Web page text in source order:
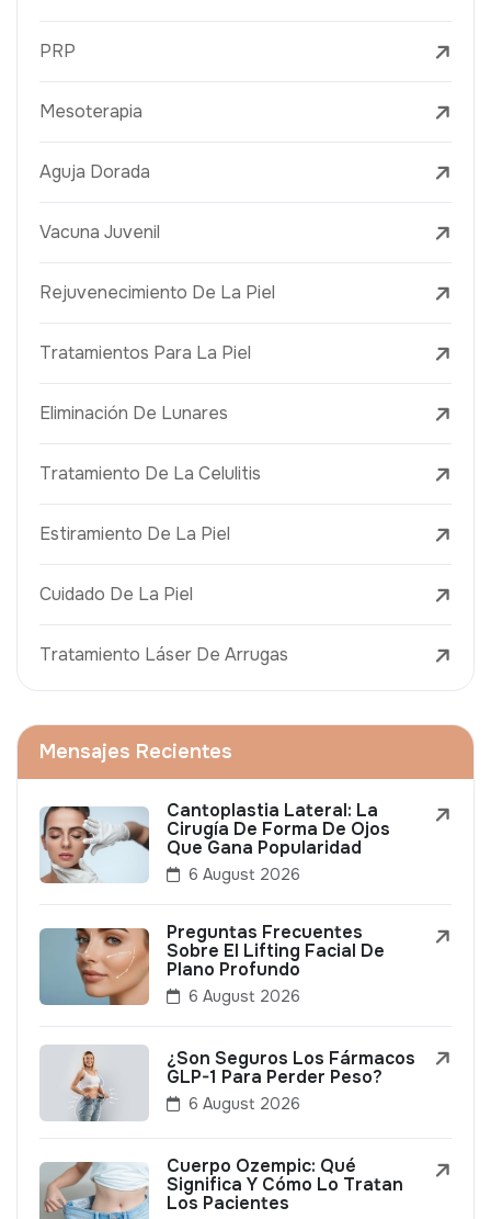
PRP
Mesoterapia
Aguja Dorada
Vacuna Juvenil
Rejuvenecimiento De La Piel
Tratamientos Para La Piel
Eliminación De Lunares
Tratamiento De La Celulitis
Estiramiento De La Piel
Cuidado De La Piel
Tratamiento Láser De Arrugas
Mensajes Recientes
Cantoplastia Lateral: La
Cirugía De Forma De Ojos
Que Gana Popularidad
6 August 2026
Preguntas Frecuentes
Sobre El Lifting Facial De
Plano Profundo
6 August 2026
¿Son Seguros Los Fármacos
GLP-1 Para Perder Peso?
6 August 2026
Cuerpo Ozempic: Qué
Significa Y Cómo Lo Tratan
Los Pacientes